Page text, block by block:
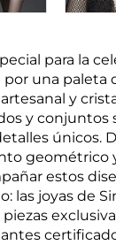
para la
una paleta
y
y conjuntos
únicos.
geométrico
estos
las joyas de